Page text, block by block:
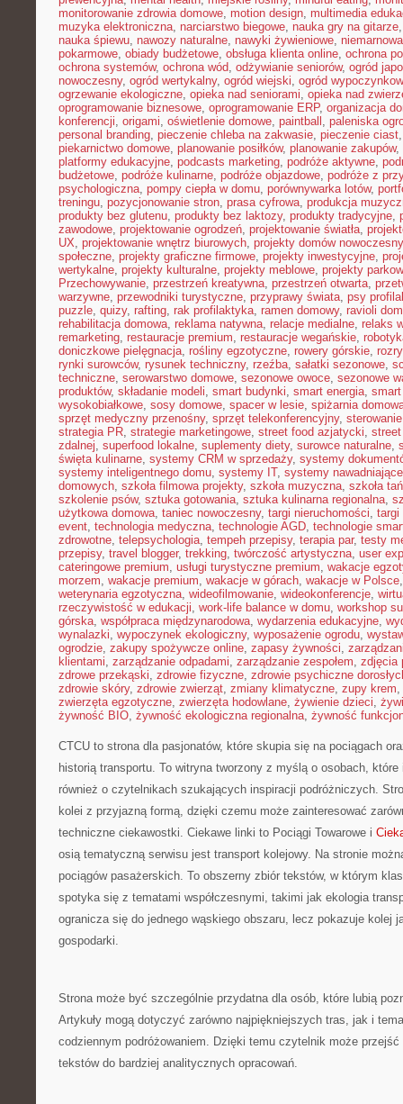
monitorowanie zdrowia domowe, motion design, multimedia
muzyka elektroniczna, narciarstwo biegowe, nauka gry na gitarze
nauka śpiewu, nawozy naturalne, nawyki żywieniowe,
pokarmowe, obiady budżetowe, obsługa klienta online, ochrona
ochrona systemów, ochrona wód, odżywianie seniorów, ogród
nowoczesny, ogród wertykalny, ogród wiejski, ogród
ogrzewanie ekologiczne, opieka nad seniorami, opieka nad
oprogramowanie biznesowe, oprogramowanie ERP, organizacja
konferencji, origami, oświetlenie domowe, paintball , paleniska
personal branding, pieczenie chleba na zakwasie, pieczenie ciast
piekarnictwo domowe, planowanie posiłków, planowanie zakupów,
platformy edukacyjne, podcasts marketing, podróże aktywne,
budżetowe, podróże kulinarne, podróże objazdowe, podróże z
psychologiczna, pompy ciepła w domu, porównywarka lotów,
treningu, pozycjonowanie stron, prasa cyfrowa, produkcja
produkty bez glutenu, produkty bez laktozy, produkty tradycyjne,
zawodowe, projektowanie ogrodzeń, projektowanie światła,
UX, projektowanie wnętrz biurowych, projekty domów
społeczne, projekty graficzne firmowe, projekty inwestycyjne,
wertykalne, projekty kulturalne, projekty meblowe, projekty
Przechowywanie, przestrzeń kreatywna, przestrzeń otwarta,
warzywne, przewodniki turystyczne, przyprawy świata, psy
puzzle, quizy, rafting, rak profilaktyka, ramen domowy, ravioli
rehabilitacja domowa, reklama natywna, relacje medialne, relaks
remarketing, restauracje premium, restauracje wegańskie,
doniczkowe pielęgnacja, rośliny egzotyczne, rowery górskie,
rynki surowców, rysunek techniczny, rzeźba, sałatki sezonowe,
techniczne, serowarstwo domowe, sezonowe owoce, sezonowe
produktów, składanie modeli, smart budynki, smart energia,
wysokobiałkowe, sosy domowe, spacer w lesie, spiżarnia
sprzęt medyczny przenośny, sprzęt telekonferencyjny,
strategia PR, strategie marketingowe, street food azjatycki, street
zdalnej, superfood lokalne, suplementy diety, surowce naturalne,
święta kulinarne, systemy CRM w sprzedaży, systemy
systemy inteligentnego domu, systemy IT, systemy nawadniające
domowych, szkoła filmowa projekty, szkoła muzyczna, szkoła
szkolenie psów, sztuka gotowania, sztuka kulinarna regionalna,
użytkowa domowa, taniec nowoczesny, targi nieruchomości, targi
event, technologia medyczna, technologie AGD, technologie
zdrowotne, telepsychologia, tempeh przepisy, terapia par, testy
przepisy, travel blogger, trekking, twórczość artystyczna, user
cateringowe premium, usługi turystyczne premium, wakacje
morzem, wakacje premium, wakacje w górach, wakacje w Polsce
weterynaria egzotyczna, wideofilmowanie, wideokonferencje,
rzeczywistość w edukacji, work-life balance w domu, workshop
górska, współpraca międzynarodowa, wydarzenia edukacyjne,
wynalazki, wypoczynek ekologiczny, wyposażenie ogrodu,
ogrodzie, zakupy spożywcze online, zapasy żywności,
klientami, zarządzanie odpadami, zarządzanie zespołem, zdjęcia
zdrowe przekąski, zdrowie fizyczne, zdrowie psychiczne
zdrowie skóry, zdrowie zwierząt, zmiany klimatyczne, zupy krem,
zwierzęta egzotyczne, zwierzęta hodowlane, żywienie dzieci,
żywność BIO, żywność ekologiczna regionalna, żywność
CTCU to strona dla pasjonatów, które skupia się na pociągach
historią transportu. To witryna tworzony z myślą o osobach,
również o czytelnikach szukających inspiracji podróżniczych.
kolei z przyjazną formą, dzięki czemu może zainteresować
techniczne ciekawostki. Ciekawe linki to Pociągi Towarowe i
osią tematyczną serwisu jest transport kolejowy. Na stronie
pociągów pasażerskich. To obszerny zbiór tekstów, w którym
spotyka się z tematami współczesnymi, takimi jak ekologia
ogranicza się do jednego wąskiego obszaru, lecz pokazuje kolej
gospodarki.
Strona może być szczególnie przydatna dla osób, które lubią
Artykuły mogą dotyczyć zarówno najpiękniejszych tras, jak i
codziennym podróżowaniem. Dzięki temu czytelnik może
tekstów do bardziej analitycznych opracowań.